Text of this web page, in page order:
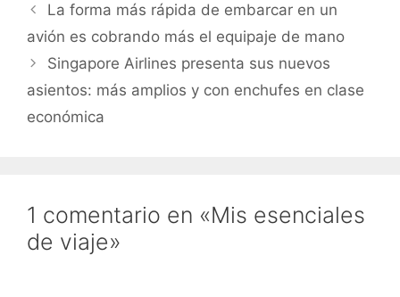
La forma más rápida de embarcar en un
avión es cobrando más el equipaje de mano
Singapore Airlines presenta sus nuevos
asientos: más amplios y con enchufes en clase
económica
1 comentario en «Mis esenciales
de viaje»